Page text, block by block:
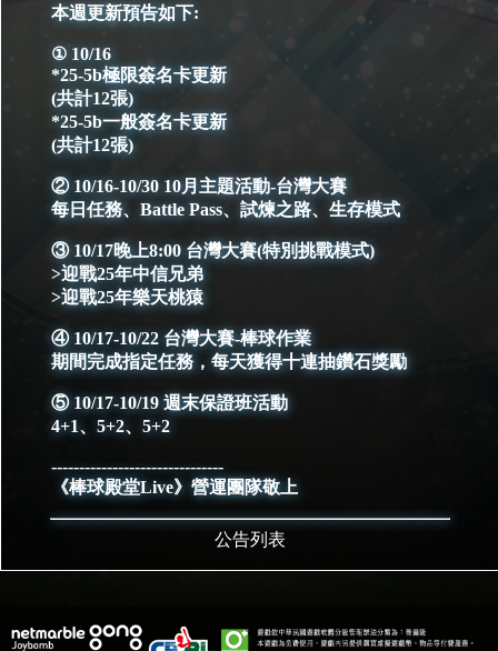
本週更新預告如下:
① 10/16
*25-5b極限簽名卡更新
(共計12張)
*25-5b一般簽名卡更新
(共計12張)
② 10/16-10/30 10月主題活動-台灣大賽
每日任務、Battle Pass、試煉之路、生存模式
③ 10/17晚上8:00 台灣大賽(特別挑戰模式)
>迎戰25年中信兄弟
>迎戰25年樂天桃猿
④ 10/17-10/22 台灣大賽-棒球作業
期間完成指定任務，每天獲得十連抽鑽石獎勵
⑤ 10/17-10/19 週末保證班活動
4+1、5+2、5+2
-------------------------------
《棒球殿堂Live》營運團隊敬上
公告列表